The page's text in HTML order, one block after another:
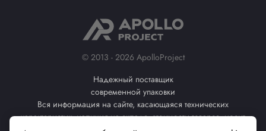
© 2013 - 2026 ApolloProject
Надежный поставщик
современной упаковки
Вся информация на сайте, касающаяся технических
характеристик, наличия на складе, стоимости товаров, носит